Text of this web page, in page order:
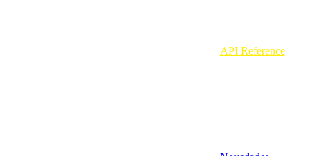
API Reference